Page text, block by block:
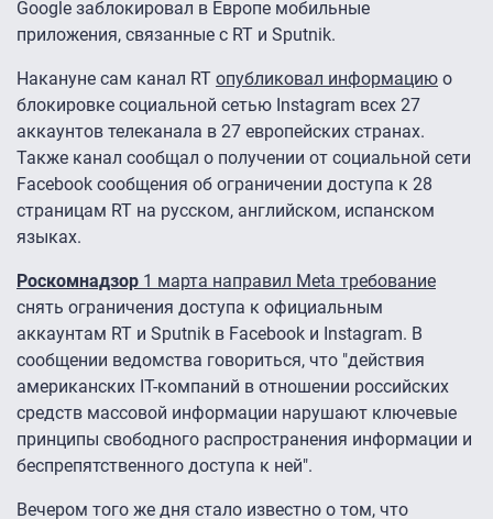
Google заблокировал в Европе мобильные
приложения, связанные с RT и Sputnik.
Накануне сам канал RT опубликовал информацию о
блокировке социальной сетью Instagram всех 27
аккаунтов телеканала в 27 европейских странах.
Также канал сообщал о получении от социальной сети
Facebook сообщения об ограничении доступа к 28
страницам RT на русском, английском, испанском
языках.
Роскомнадзор 1 марта направил Meta требование
снять ограничения доступа к официальным
аккаунтам RT и Sputnik в Facebook и Instagram. В
сообщении ведомства говориться, что "действия
американских IT-компаний в отношении российских
средств массовой информации нарушают ключевые
принципы свободного распространения информации и
беспрепятственного доступа к ней".
Вечером того же дня стало известно о том, что